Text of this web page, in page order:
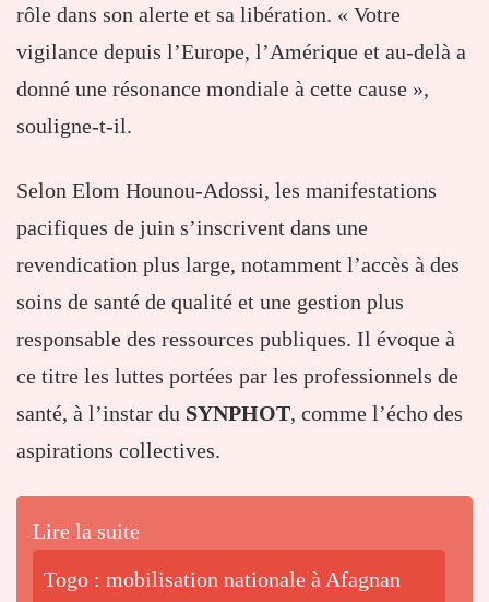
rôle dans son alerte et sa libération. « Votre
vigilance depuis l’Europe, l’Amérique et au-delà a
donné une résonance mondiale à cette cause »,
souligne-t-il.
Selon Elom Hounou-Adossi, les manifestations
pacifiques de juin s’inscrivent dans une
revendication plus large, notamment l’accès à des
soins de santé de qualité et une gestion plus
responsable des ressources publiques. Il évoque à
ce titre les luttes portées par les professionnels de
santé, à l’instar du SYNPHOT, comme l’écho des
aspirations collectives.
Lire la suite
Togo : mobilisation nationale à Afagnan